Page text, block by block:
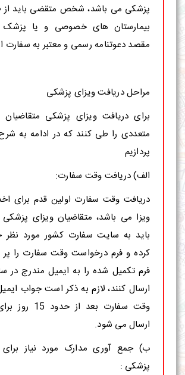
پزشکی می باشد، شخص متقضی باید از
بیمارستان های خصوصی و یا
مقصد دعوتنامه رسمی و معتبر به سفارت
مراحل دریافت ویزای پزشکی
برای دریافت ویزای پزشکی متقاضیان
متعددی را طی کنند که در ادامه به
پردازیم
الف) دریافت وقت سفارت:
دریافت وقت سفارت اولین قدم برای
ویزا می باشد، متقاضیان ویزای پزشکی
باید به سایت سفارت کشور مورد نظر
کرده و فرم درخواست وقت سفارت را
فرم تکمیل شده را به ایمیل مندرج در
ارسال کنند، لازم به ذکر است جواب
وقت سفارت بعد
ارسال می شود.
ب) جمع آوری مدارک مورد نیاز
پزشکی :